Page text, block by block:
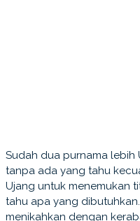
Sudah dua purnama lebih
tanpa ada yang tahu
Ujang untuk menemukan
tahu apa yang
menikahkan dengan